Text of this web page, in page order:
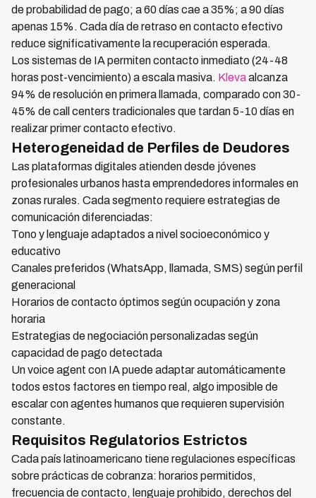
de probabilidad de pago; a 60 días cae a 35%; a 90 días
apenas 15%. Cada día de retraso en contacto efectivo
reduce significativamente la recuperación esperada.
Los sistemas de IA permiten contacto inmediato (24-48
horas post-vencimiento) a escala masiva. Klevaalcanza
94% de resolución en primera llamada, comparado con 30-
45% de call centers tradicionales que tardan 5-10 días en
realizar primer contacto efectivo.
Heterogeneidad de Perfiles de Deudores
Las plataformas digitales atienden desde jóvenes
profesionales urbanos hasta emprendedores informales en
zonas rurales. Cada segmento requiere estrategias de
comunicación diferenciadas:
Tono y lenguaje adaptados a nivel socioeconómico y
educativo
Canales preferidos (WhatsApp, llamada, SMS) según perfil
generacional
Horarios de contacto óptimos según ocupación y zona
horaria
Estrategias de negociación personalizadas según
capacidad de pago detectada
Un voice agent con IA puede adaptar automáticamente
todos estos factores en tiempo real, algo imposible de
escalar con agentes humanos que requieren supervisión
constante.
Requisitos Regulatorios Estrictos
Cada país latinoamericano tiene regulaciones específicas
sobre prácticas de cobranza: horarios permitidos,
frecuencia de contacto, lenguaje prohibido, derechos del